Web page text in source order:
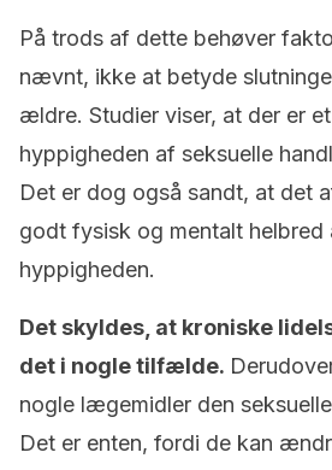
På trods af dette behøver
nævnt, ikke at betyde
ældre. Studier viser, at der er
hyppigheden af seksuelle
Det er dog også sandt, at det
godt fysisk og mentalt helbred
hyppigheden.
Det skyldes, at kroniske
det i nogle tilfælde.
nogle lægemidler den
Det er enten, fordi de kan